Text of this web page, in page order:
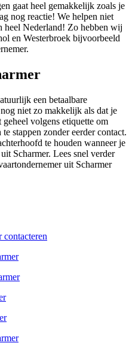
gaat heel gemakkelijk zoals je
nog reactie! We helpen niet
heel Nederland! Zo hebben wij
en Westerbroek bijvoorbeeld
een betaalbare
niet zo makkelijk als dat je
volgens etiquette om
stappen zonder eerder contact.
te houden wanneer je
Scharmer. Lees snel verder
uit Scharmer
contacteren